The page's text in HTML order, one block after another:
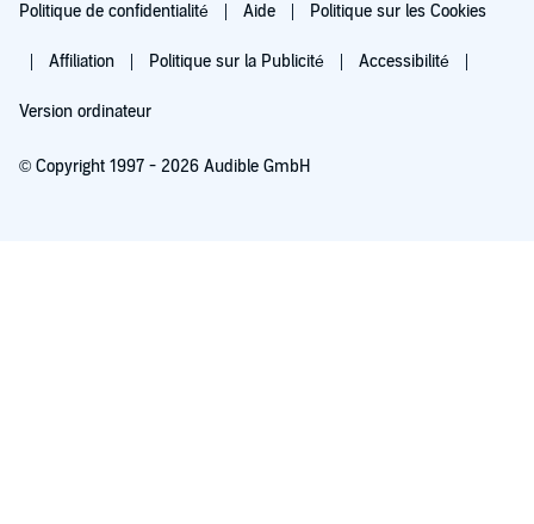
Politique de confidentialité Aide Politique sur les Cookies
Affiliation Politique sur la Publicité Accessibilité
Version ordinateur
© Copyright 1997 - 2026 Audible GmbH